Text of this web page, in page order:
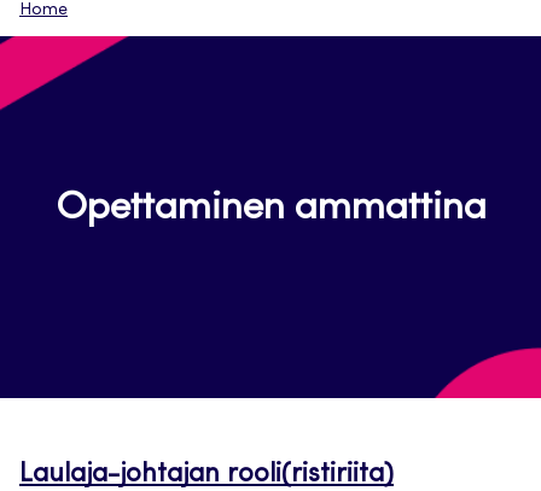
Home
Opettaminen ammattina
Laulaja-johtajan rooli(ristiriita)